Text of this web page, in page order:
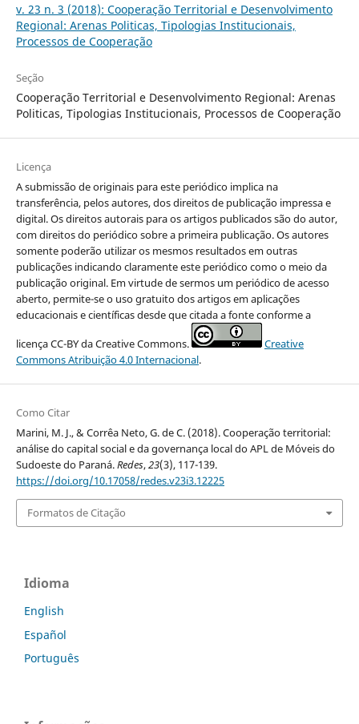
v. 23 n. 3 (2018): Cooperação Territorial e Desenvolvimento
Regional: Arenas Politicas, Tipologias Institucionais,
Processos de Cooperação
Seção
Cooperação Territorial e Desenvolvimento Regional: Arenas
Politicas, Tipologias Institucionais, Processos de Cooperação
Licença
A submissão de originais para este periódico implica na
transferência, pelos autores, dos direitos de publicação impressa e
digital. Os direitos autorais para os artigos publicados são do autor,
com direitos do periódico sobre a primeira publicação. Os autores
somente poderão utilizar os mesmos resultados em outras
publicações indicando claramente este periódico como o meio da
publicação original. Em virtude de sermos um periódico de acesso
aberto, permite-se o uso gratuito dos artigos em aplicações
educacionais e científicas desde que citada a fonte conforme a
licença CC-BY da Creative Commons.
Creative
Commons Atribuição 4.0 Internacional.
Como Citar
Marini, M. J., & Corrêa Neto, G. de C. (2018). Cooperação territorial:
análise do capital social e da governança local do APL de Móveis do
Sudoeste do Paraná.Redes,23(3), 117-139.
https://doi.org/10.17058/redes.v23i3.12225
Formatos de Citação
Idioma
English
Español
Português